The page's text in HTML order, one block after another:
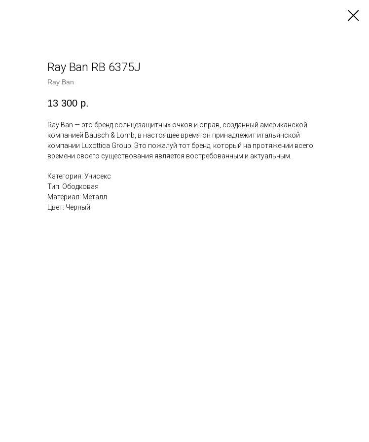
Ray Ban RB 6375J
Ray Ban
13 300 р.
Ray Ban — это бренд солнцезащитных очков и оправ, созданный американской
компанией Bausch & Lomb, в настоящее время он принадлежит итальянской
компании Luxottica Group. Это пожалуй тот бренд, который на протяжении всего
времени своего существования является востребованным и актуальным.
Категория: Унисекс
Тип: Ободковая
Материал: Металл
Цвет: Черный